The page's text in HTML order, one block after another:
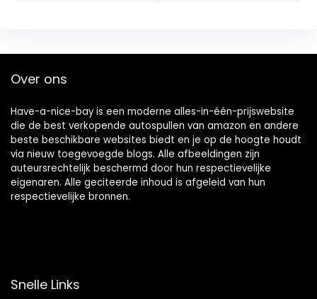
Over ons
Have-a-nice-bay is een moderne alles-in-één-prijswebsite
die de best verkopende autospullen van amazon en andere
beste beschikbare websites biedt en je op de hoogte houdt
via nieuw toegevoegde blogs. Alle afbeeldingen zijn
auteursrechtelijk beschermd door hun respectievelijke
eigenaren. Alle geciteerde inhoud is afgeleid van hun
respectievelijke bronnen.
Snelle Links